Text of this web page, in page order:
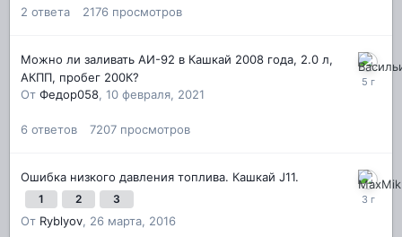
2 ответа 2176 просмотров
Можно ли заливать АИ-92 в Кашкай 2008 года, 2.0 л,
АКПП, пробег 200К?
От Федор058, 10 февраля, 2021
6 ответов 7207 просмотров
Ошибка низкого давления топлива. Кашкай J11.
1 2 3
От Ryblyov, 26 марта, 2016